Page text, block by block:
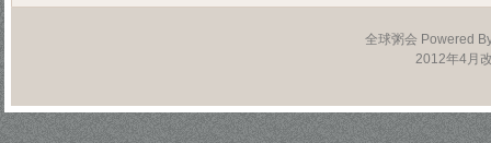
全球粥会 Powered
2012年4月